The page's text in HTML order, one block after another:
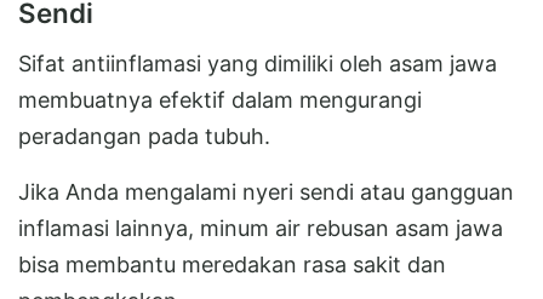
Sendi
Sifat antiinflamasi yang dimiliki oleh asam jawa
membuatnya efektif dalam mengurangi
peradangan pada tubuh.
Jika Anda mengalami nyeri sendi atau gangguan
inflamasi lainnya, minum air rebusan asam jawa
bisa membantu meredakan rasa sakit dan